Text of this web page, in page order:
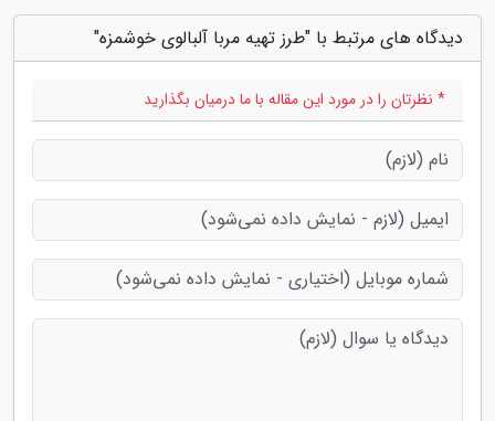
دیدگاه های مرتبط با "طرز تهیه مربا آلبالوی خوشمزه"
* نظرتان را در مورد این مقاله با ما درمیان بگذارید